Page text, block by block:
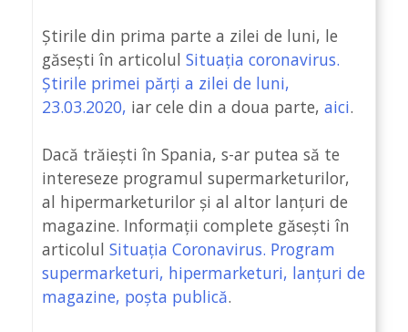
Știrile din prima parte a zilei de luni, le
găsești în articolul Situația coronavirus.
Știrile primei părți a zilei de luni,
23.03.2020, iar cele din a doua parte, aici.
Dacă trăiești în Spania, s-ar putea să te
intereseze programul supermarketurilor,
al hipermarketurilor și al altor lanțuri de
magazine. Informații complete găsești în
articolul Situația Coronavirus. Program
supermarketuri, hipermarketuri, lanțuri de
magazine, poșta publică.